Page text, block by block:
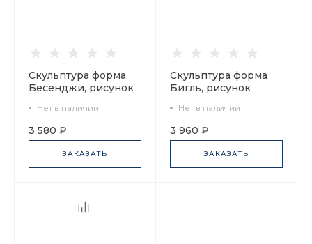
Скульптура форма
Бесенджи, рисунок
82.09459.00.1
Нет в наличии
3 580 ₽
ЗАКАЗАТЬ
Скульптура форма
Бигль, рисунок
82.09460.00.1
Нет в наличии
3 960 ₽
ЗАКАЗАТЬ